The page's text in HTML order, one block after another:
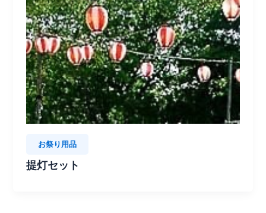
お祭り用品
提灯セット